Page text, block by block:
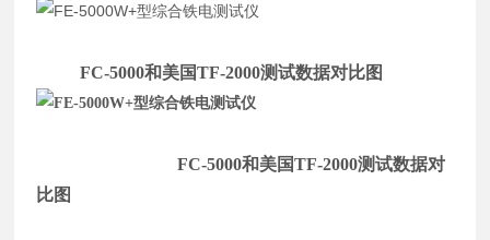
FC-5000和美国TF-2000测试数据对比图
FC-5000和美国TF-2000测试数据对
比图